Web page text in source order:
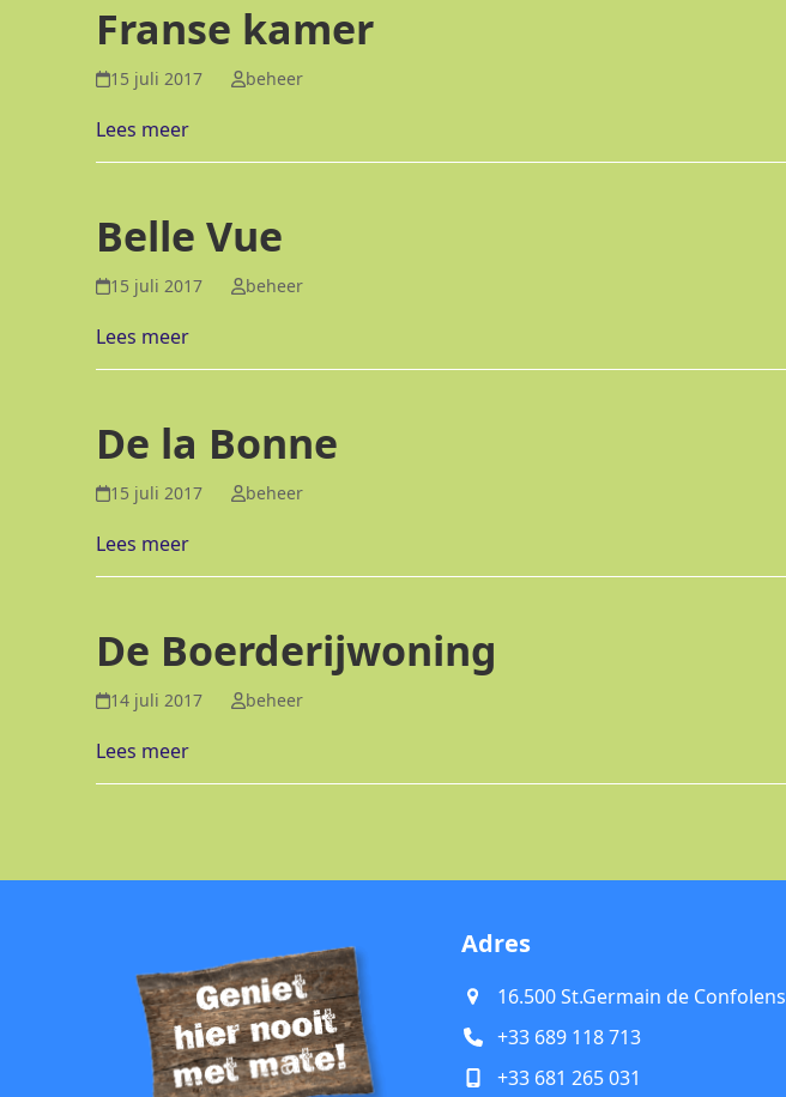
Franse kamer
15 juli 2017 beheer
Lees meer
Belle Vue
15 juli 2017 beheer
Lees meer
De la Bonne
15 juli 2017 beheer
Lees meer
De Boerderijwoning
14 juli 2017 beheer
Lees meer
Adres
16.500 St.Germain de Confolens
+33 689 118 713
+33 681 265 031